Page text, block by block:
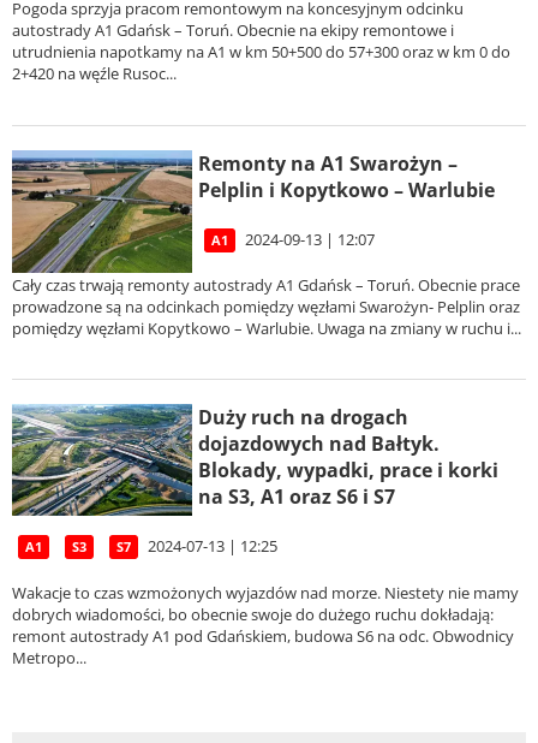
Pogoda sprzyja pracom remontowym na koncesyjnym odcinku
autostrady A1 Gdańsk – Toruń. Obecnie na ekipy remontowe i
utrudnienia napotkamy na A1 w km 50+500 do 57+300 oraz w km 0 do
2+420 na węźle Rusoc...
Remonty na A1 Swarożyn –
Pelplin i Kopytkowo – Warlubie
A1 2024-09-13 | 12:07
Cały czas trwają remonty autostrady A1 Gdańsk – Toruń. Obecnie prace
prowadzone są na odcinkach pomiędzy węzłami Swarożyn- Pelplin oraz
pomiędzy węzłami Kopytkowo – Warlubie. Uwaga na zmiany w ruchu i...
Duży ruch na drogach
dojazdowych nad Bałtyk.
Blokady, wypadki, prace i korki
na S3, A1 oraz S6 i S7
A1 S3 S7 2024-07-13 | 12:25
Wakacje to czas wzmożonych wyjazdów nad morze. Niestety nie mamy
dobrych wiadomości, bo obecnie swoje do dużego ruchu dokładają:
remont autostrady A1 pod Gdańskiem, budowa S6 na odc. Obwodnicy
Metropo...